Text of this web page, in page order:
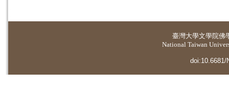
臺灣大學文學院佛
National Taiwan
doi:10.6681/